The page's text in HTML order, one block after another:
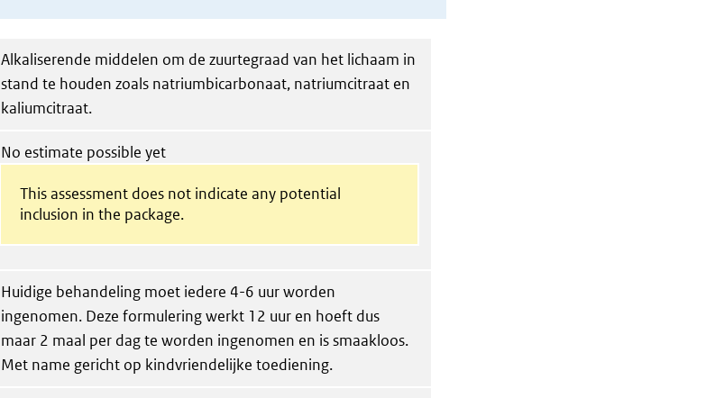
Alkaliserende middelen om de zuurtegraad van het lichaam in
stand te houden zoals natriumbicarbonaat, natriumcitraat en
kaliumcitraat.
No estimate possible yet
This assessment does not indicate any potential
inclusion in the package.
Huidige behandeling moet iedere 4-6 uur worden
ingenomen. Deze formulering werkt 12 uur en hoeft dus
maar 2 maal per dag te worden ingenomen en is smaakloos.
Met name gericht op kindvriendelijke toediening.